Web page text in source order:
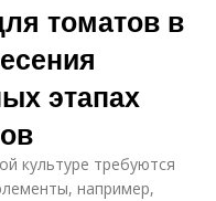
томатов в
этапах
культуре требуются
например,